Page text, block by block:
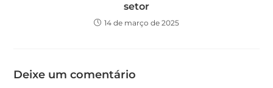
setor
14 de março de 2025
Deixe um comentário